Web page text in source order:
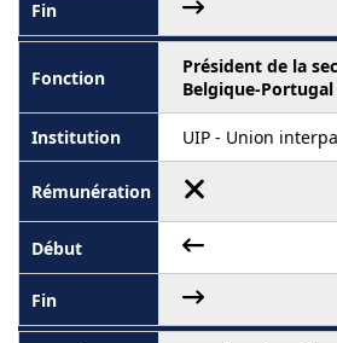
Président de la
Belgique-Portugal
UIP - Union